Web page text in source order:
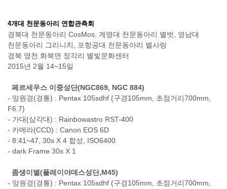
4개대 천문동아리 연합관측회
경북대 천문동아리 CosMos, 계명대 천문동아리 별벗, 영남대
천문동아리 그리니치, 포항공대 천문동아리 별사랑
경북 영천 화북면 정각리 별빛문화센터
2015년 2월 14~15일
페르세우스 이중성단(NGC869, NGC 884)
- 망원경(경통) : Pentax 105sdhf (구경105mm, 초점거리700mm,
F6.7)
- 가대(삼각대) : Rainbowastro RST-400
- 카메라(CCD) : Canon EOS 6D
- 8:41~47, 30s X 4 합성, ISO6400
- dark Frame 30s X 1
좀생이별(플레이야데스성단,M45)
- 망원경(경통) : Pentax 105sdhf (구경105mm, 초점거리700mm,